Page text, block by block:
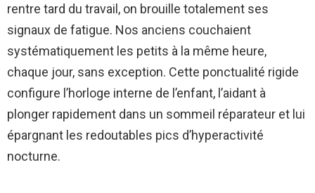
rentre tard du travail, on brouille totalement ses
signaux de fatigue. Nos anciens couchaient
systématiquement les petits à la même heure,
chaque jour, sans exception. Cette ponctualité rigide
configure l’horloge interne de l’enfant, l’aidant à
plonger rapidement dans un sommeil réparateur et lui
épargnant les redoutables pics d’hyperactivité
nocturne.